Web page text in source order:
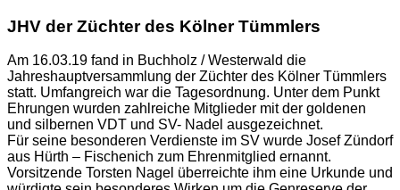
JHV der Züchter des Kölner Tümmlers
Am 16.03.19 fand in Buchholz / Westerwald die
Jahreshauptversammlung der Züchter des Kölner Tümmlers
statt. Umfangreich war die Tagesordnung. Unter dem Punkt
Ehrungen wurden zahlreiche Mitglieder mit der goldenen
und silbernen VDT und SV- Nadel ausgezeichnet.
Für seine besonderen Verdienste im SV wurde Josef Zündorf
aus Hürth – Fischenich zum Ehrenmitglied ernannt.
Vorsitzende Torsten Nagel überreichte ihm eine Urkunde und